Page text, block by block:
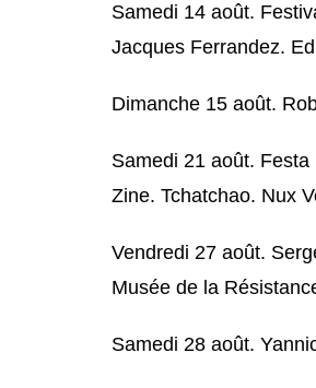
Samedi 14 août.
Jacques Ferrandez.
Dimanche 15 août.
Samedi 21 août.
Zine. Tchatchao. Nux
Vendredi 27 août.
Musée de la
Samedi 28 août.